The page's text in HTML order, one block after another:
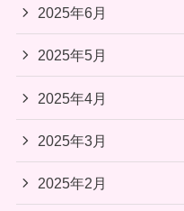
2025年6月
2025年5月
2025年4月
2025年3月
2025年2月